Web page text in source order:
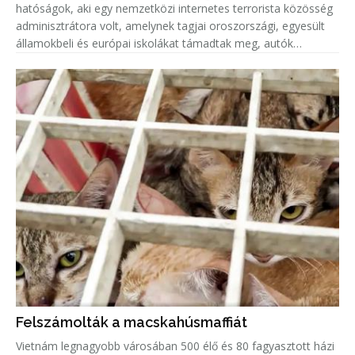
hatóságok, aki egy nemzetközi internetes terrorista közösség
adminisztrátora volt, amelynek tagjai oroszországi, egyesült
államokbeli és európai iskolákat támadtak meg, autók
Felszámolták a macskahúsmaffiát
Vietnám legnagyobb városában 500 élő és 80 fagyasztott házi